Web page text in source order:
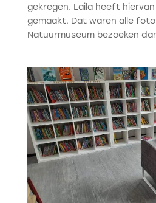
gekregen. Laila heeft
gemaakt. Dat waren alle
Natuurmuseum bezoeken